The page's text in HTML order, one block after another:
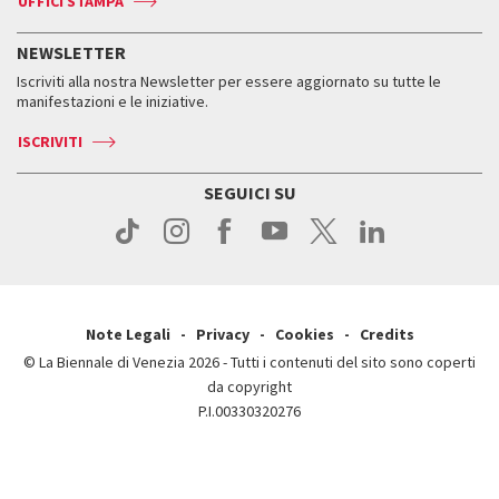
Press
Accrediti
Come raggiungerci
Come raggiungerci
Contatti
Press
Press
Orari e sedi
Biglietti
Servizi al pubblico
Come raggiungerci
Contatti
ASAC DATI
Storia
Orari e sedi
NEWSLETTER
Iscriviti alla nostra Newsletter per essere aggiornato su tutte le
manifestazioni e le iniziative.
ISCRIVITI
SEGUICI SU
Note Legali Privacy Cookies
Credits
© La Biennale di Venezia 2026 - Tutti i contenuti del sito sono coperti
da copyright
P.I.00330320276